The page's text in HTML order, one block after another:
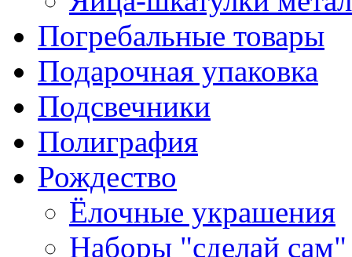
Погребальные товары
Подарочная упаковка
Подсвечники
Полиграфия
Рождество
Ёлочные украшения
Наборы "сделай сам"